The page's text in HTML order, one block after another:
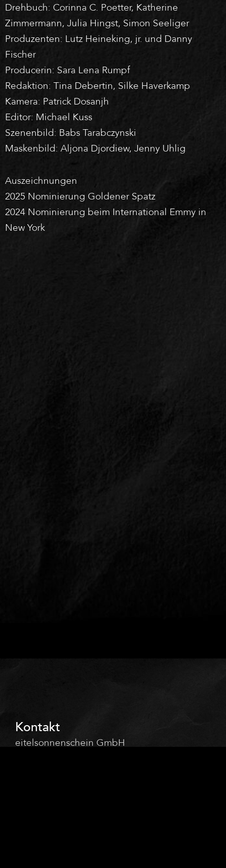
Drehbuch: Corinna C. Poetter, Katherine
Zimmermann, Julia Hingst, Simon Seeliger
Produzenten: Lutz Heineking, jr. und Danny
Fischer
Producerin: Sara Lena Rumpf
Redaktion: Tina Debertin, Silke Haverkamp
Kamera: Patrick Dosanjh
Editor: Michael Kuss
Szenenbild: Babs Tarabczynski
Maskenbild: Aljona Djordiew, Jenny Uhlig
Auszeichnungen
2025 Nominierung Goldener Spatz
2024 Nominierung beim International Emmy in
New York
Kontakt
eitelsonnenschein GmbH